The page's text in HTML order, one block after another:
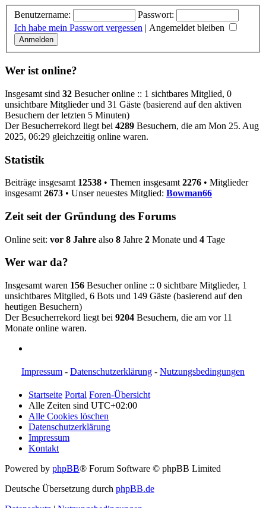
Benutzername:
Passwort:
Ich habe mein Passwort vergessen | Angemeldet bleiben
Wer ist online?
Insgesamt sind 32 Besucher online :: 1 sichtbares Mitglied, 0
unsichtbare Mitglieder und 31 Gäste (basierend auf den aktiven
Besuchern der letzten 5 Minuten)
Der Besucherrekord liegt bei 4289 Besuchern, die am Mon 25. Aug
2025, 06:29 gleichzeitig online waren.
Statistik
Beiträge insgesamt 12538 • Themen insgesamt 2276 • Mitglieder
insgesamt 2673 • Unser neuestes Mitglied: Bowman66
Zeit seit der Gründung des Forums
Online seit: vor 8 Jahre also 8 Jahre 2 Monate und 4 Tage
Wer war da?
Insgesamt waren 156 Besucher online :: 0 sichtbare Mitglieder, 1
unsichtbares Mitglied, 6 Bots und 149 Gäste (basierend auf den
heutigen Besuchern)
Der Besucherrekord liegt bei 9204 Besuchern, die am vor 11
Monate online waren.
Impressum - Datenschutzerklärung - Nutzungsbedingungen
Startseite Portal Foren-Übersicht
Alle Zeiten sind UTC+02:00
Alle Cookies löschen
Datenschutzerklärung
Impressum
Kontakt
Powered by phpBB® Forum Software © phpBB Limited
Deutsche Übersetzung durch phpBB.de